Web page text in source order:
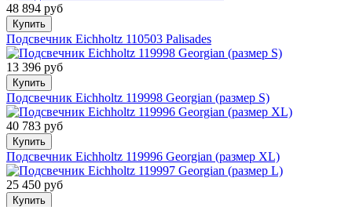
48 894 руб
Купить
Подсвечник Eichholtz 110503 Palisades
13 396 руб
Купить
Подсвечник Eichholtz 119998 Georgian (размер S)
40 783 руб
Купить
Подсвечник Eichholtz 119996 Georgian (размер XL)
25 450 руб
Купить